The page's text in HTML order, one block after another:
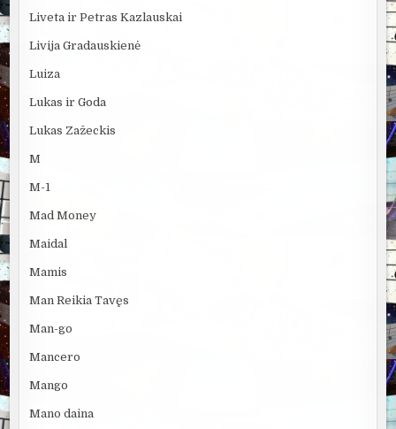
Liveta ir Petras Kazlauskai
Livija Gradauskienė
Luiza
Lukas ir Goda
Lukas Zažeckis
M
M-1
Mad Money
Maidal
Mamis
Man Reikia Tavęs
Man-go
Mancero
Mango
Mano daina